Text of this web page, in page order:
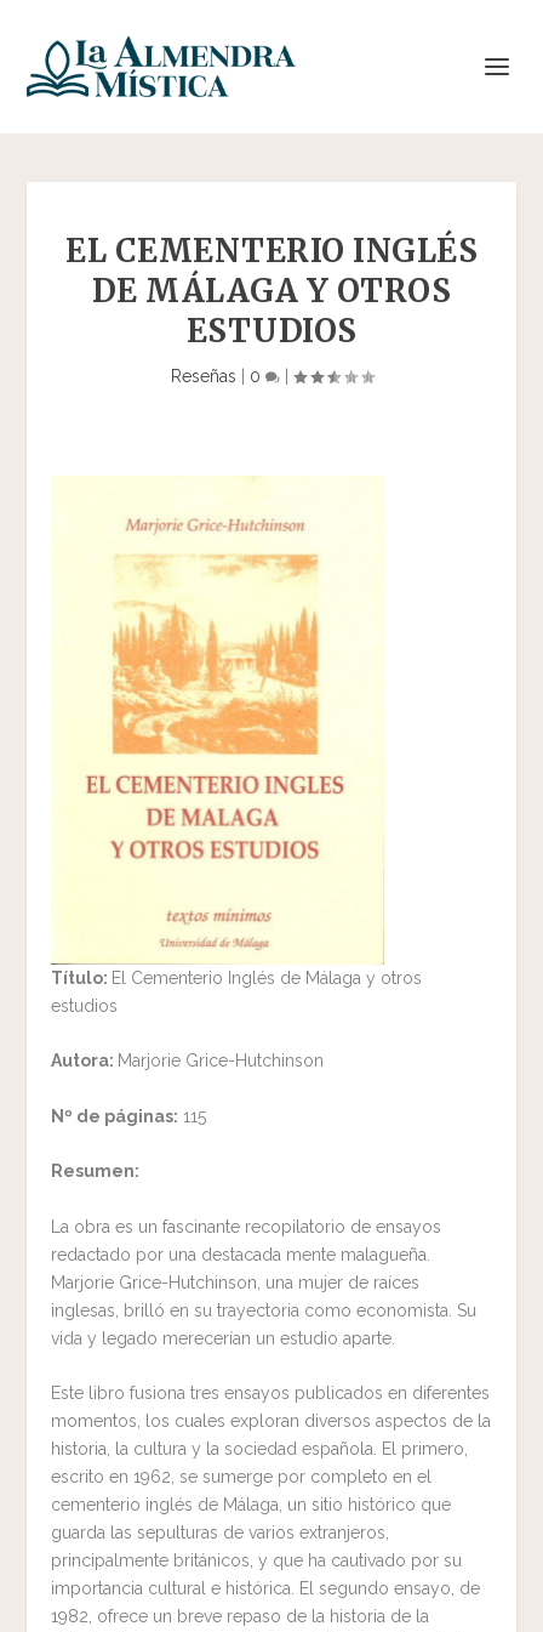
EL CEMENTERIO INGLÉS
DE MÁLAGA Y OTROS
ESTUDIOS
Reseñas 0 |
Título: El Cementerio Inglés de Málaga y otros
estudios
Autora: Marjorie Grice-Hutchinson
Nº de páginas: 115
Resumen:
La obra es un fascinante recopilatorio de ensayos
redactado por una destacada mente malagueña.
Marjorie Grice-Hutchinson, una mujer de raíces
inglesas, brilló en su trayectoria como economista. Su
vida y legado merecerían un estudio aparte.
Este libro fusiona tres ensayos publicados en diferentes
momentos, los cuales exploran diversos aspectos de la
historia, la cultura y la sociedad española. El primero,
escrito en 1962, se sumerge por completo en el
cementerio inglés de Málaga, un sitio histórico que
guarda las sepulturas de varios extranjeros,
principalmente británicos, y que ha cautivado por su
importancia cultural e histórica. El segundo ensayo, de
1982, ofrece un breve repaso de la historia de la